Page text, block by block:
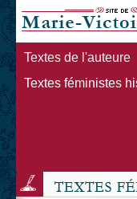
Textes de l'auteure
Textes féministes